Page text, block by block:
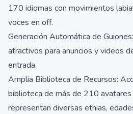
170 idiomas con movimientos
voces en off.
Generación Automática de
atractivos para anuncios y videos
entrada.
Amplia Biblioteca de Recursos:
biblioteca de más de 210
representan diversas etnias,